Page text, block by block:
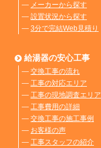
― メーカーから探す
― 設置状況から探す
― 3分で完結Web見積り
給湯器の安心工事
― 交換工事の流れ
― 工事の対応エリア
― 工事の現地調査エリア
― 工事費用の詳細
― 交換工事の施工事例
― お客様の声
― 工事スタッフの紹介